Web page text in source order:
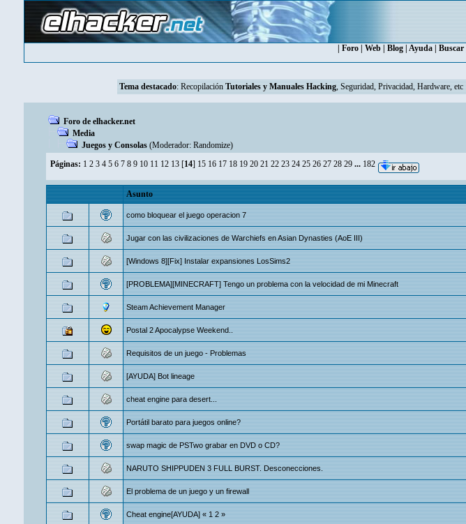
Foro| Web| Blog| Ayuda| Buscar|
Tema destacado: Recopilación Tutoriales y Manuales Hacking, Seguridad, Privacidad, Hardware, etc
Foro de elhacker.net
Media
Juegos y Consolas (Moderador: Randomize)
Páginas: 1 2 3 4 5 6 7 8 9 10 11 12 13 [14] 15 16 17 18 19 20 21 22 23 24 25 26 27 28 29 ... 182
Asunto
como bloquear el juego operacion 7
Jugar con las civilizaciones de Warchiefs en Asian Dynasties (AoE III)
[Windows 8][Fix] Instalar expansiones LosSims2
[PROBLEMA][MINECRAFT] Tengo un problema con la velocidad de mi Minecraft
Steam Achievement Manager
Postal 2 Apocalypse Weekend..
Requisitos de un juego - Problemas
[AYUDA] Bot lineage
cheat engine para desert...
Portátil barato para juegos online?
swap magic de PSTwo grabar en DVD o CD?
NARUTO SHIPPUDEN 3 FULL BURST. Desconecciones.
El problema de un juego y un firewall
Cheat engine[AYUDA] «1 2»